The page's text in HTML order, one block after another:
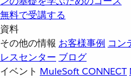
無料で受講する
資料
その他の情報 お客様事例 コン
レスセンター ブログ
イベント MuleSoft CONNECT